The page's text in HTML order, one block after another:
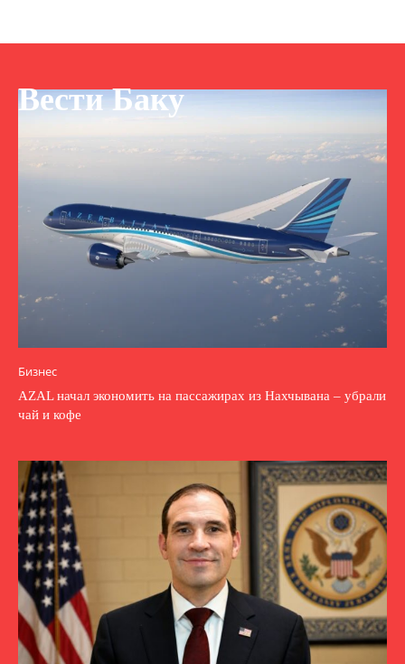
Вести Баку
Бизнес
AZAL начал экономить на пассажирах из Нахчывана – убрали
чай и кофе